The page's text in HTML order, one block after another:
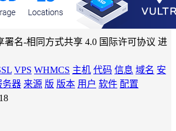
署名-相同方式共享 4.0 国际许可协议 进
VPS WHMCS 主机 代码 信息 域名 安
务器 来源 版 版本 用户 软件 配置